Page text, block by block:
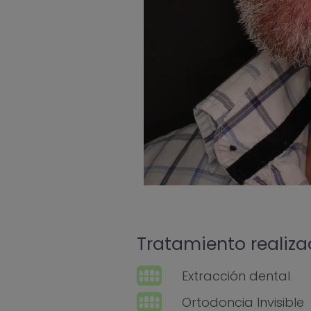
Tratamiento
Extracción dental
Ortodoncia Invisible